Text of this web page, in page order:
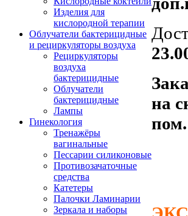
Изделия для
кислородной терапии
Облучатели бактерицидные
и рециркуляторы воздуха
Рециркуляторы
воздуха
бактерицидные
Облучатели
бактерицидные
Лампы
Гинекология
Тренажёры
вагинальные
Пессарии силиконовые
Противозачаточные
средства
Катетеры
Палочки Ламинарии
Зеркала и наборы
на